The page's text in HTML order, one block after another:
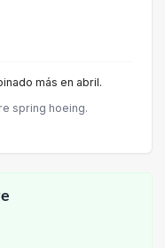
más en abril.
spring hoeing.